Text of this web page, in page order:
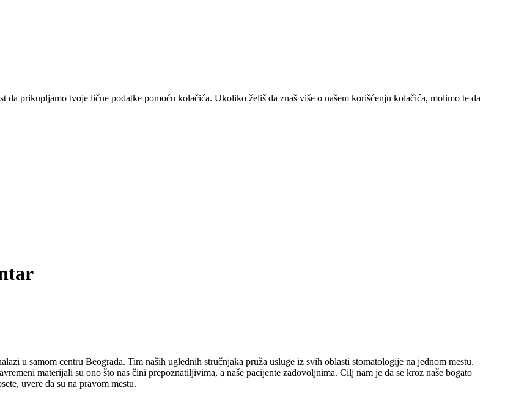
da prikupljamo tvoje lične podatke pomoću kolačića. Ukoliko želiš da znaš više o našem korišćenju kolačića, molimo te da
u samom centru Beograda. Tim naših uglednih stručnjaka pruža usluge iz svih oblasti stomatologije na jednom mestu.
materijali su ono što nas čini prepoznatiljivima, a naše pacijente zadovoljnima. Cilj nam je da se kroz naše bogato
uvere da su na pravom mestu.